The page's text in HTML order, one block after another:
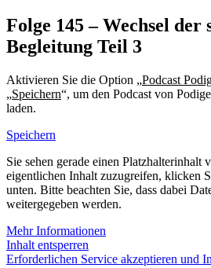
Folge 145 – Wechsel der
Begleitung Teil 3
Aktivieren Sie die Option „Podcast
„Speichern“, um den Podcast von
laden.
Speichern
Sie sehen gerade einen Platzhalterinhalt
eigentlichen Inhalt zuzugreifen, klicken
unten. Bitte beachten Sie, dass dabei
weitergegeben werden.
Mehr Informationen
Inhalt entsperren
Erforderlichen Service akzeptieren und